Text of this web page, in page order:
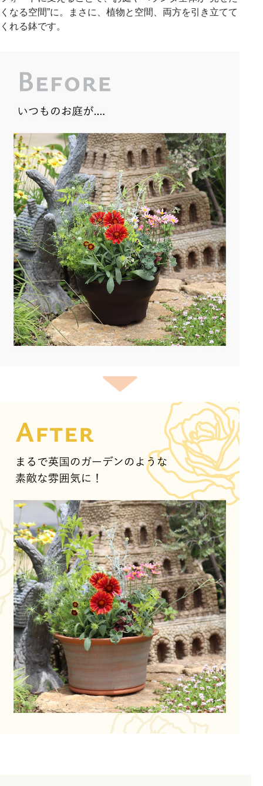
ウィッチフォードの鉢は、寒さの厳しいイギリスの環境
に耐えられるような工夫がされています。
日本でも、寒冷地では数年使用すると急激な寒さによっ
て割れてしまう(霜割れ)植木鉢が多いです。
ウィッチフォードでは、土の配合や焼き上げの温度など
を調整し、霜割れ試験を行っているため、霜割れ・凍害
がほぼ無く、寒さに強いため寒冷地の方にも長くご利用
いただけます。
くなる空間”に。まさに、植物と空間、両方を引き立てて
くれる鉢です。